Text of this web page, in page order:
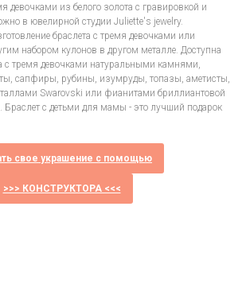
девочками из белого золота с гравировкой и
в ювелирной студии Juliette's jewelry.
браслета с тремя девочками или
набором кулонов в другом металле. Доступна
с тремя девочками натуральными камнями,
сапфиры, рубины, изумруды, топазы, аметисты,
Swarovski или фианитами бриллиантовой
Браслет с детьми для мамы - это лучший подарок
свое украшение с помощью
>>> КОНСТРУКТОРА <<<